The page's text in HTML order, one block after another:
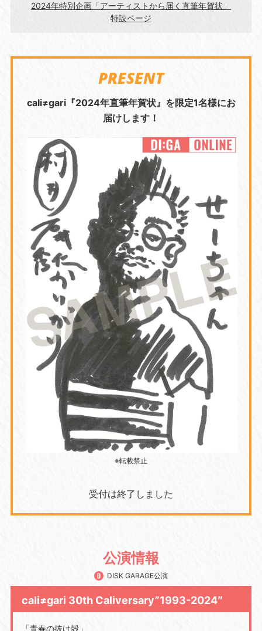
2024年特別企画「アーティストから届く直筆年賀状」
特設ページ
PRESENT
cali≠gari『2024年直筆年賀状』を限定1名様にお
届けします！
※転載禁止
受付は終了しました
公演情報
DISK GARAGE公演
cali≠gari 30th Caliversary”1993-2024″
「青春の抜け殻」